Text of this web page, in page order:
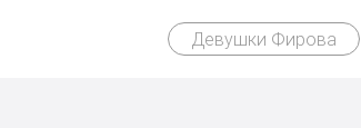
Девушки Фирова